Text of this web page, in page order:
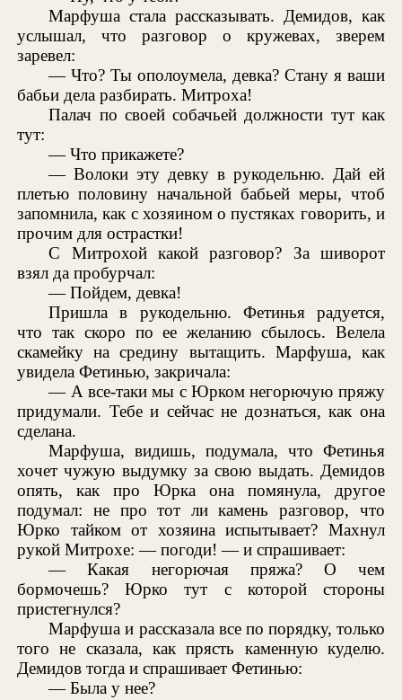
Марфуша стала рассказывать. Демидов, как
услышал, что разговор о кружевах, зверем
заревел:
— Что? Ты ополоумела, девка? Стану я ваши
бабьи дела разбирать. Митроха!
Палач по своей собачьей должности тут как
тут:
— Что прикажете?
— Волоки эту девку в рукодельню. Дай ей
плетью половину начальной бабьей меры, чтоб
запомнила, как с хозяином о пустяках говорить, и
прочим для острастки!
С Митрохой какой разговор? За шиворот
взял да пробурчал:
— Пойдем, девка!
Пришла в рукодельню. Фетинья радуется,
что так скоро по ее желанию сбылось. Велела
скамейку на средину вытащить. Марфуша, как
увидела Фетинью, закричала:
— А все-таки мы с Юрком негорючую пряжу
придумали. Тебе и сейчас не дознаться, как она
сделана.
Марфуша, видишь, подумала, что Фетинья
хочет чужую выдумку за свою выдать. Демидов
опять, как про Юрка она помянула, другое
подумал: не про тот ли камень разговор, что
Юрко тайком от хозяина испытывает? Махнул
рукой Митрохе: — погоди! — и спрашивает:
— Какая негорючая пряжа? О чем
бормочешь? Юрко тут с которой стороны
пристегнулся?
Марфуша и рассказала все по порядку, только
того не сказала, как прясть каменную куделю.
Демидов тогда и спрашивает Фетинью:
— Была у нее?